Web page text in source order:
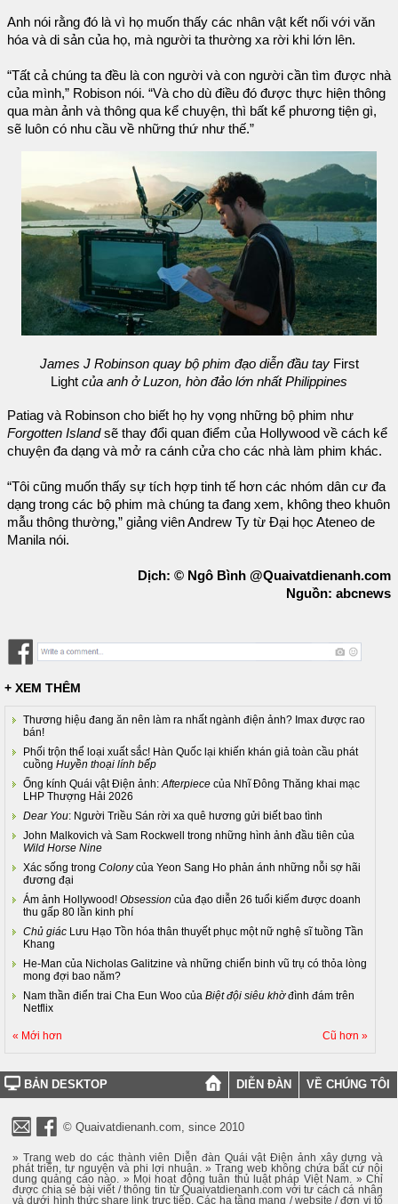
Anh nói rằng đó là vì họ muốn thấy các nhân vật kết nối với văn
hóa và di sản của họ, mà người ta thường xa rời khi lớn lên.
“Tất cả chúng ta đều là con người và con người cần tìm được nhà
của mình,” Robison nói. “Và cho dù điều đó được thực hiện thông
qua màn ảnh và thông qua kể chuyện, thì bất kể phương tiện gì,
sẽ luôn có nhu cầu về những thứ như thế.”
James J Robinson quay bộ phim đạo diễn đầu tay First
Light của anh ở Luzon, hòn đảo lớn nhất Philippines
Patiag và Robinson cho biết họ hy vọng những bộ phim như
Forgotten Islandsẽ thay đổi quan điểm của Hollywood về cách kể
chuyện đa dạng và mở ra cánh cửa cho các nhà làm phim khác.
“Tôi cũng muốn thấy sự tích hợp tinh tế hơn các nhóm dân cư đa
dạng trong các bộ phim mà chúng ta đang xem, không theo khuôn
mẫu thông thường,” giảng viên Andrew Ty từ Đại học Ateneo de
Manila nói.
Dịch: © Ngô Bình @Quaivatdienanh.com
Nguồn: abcnews
+ XEM THÊM
Thương hiệu đang ăn nên làm ra nhất ngành điện ảnh? Imax được rao
bán!
Phối trộn thể loại xuất sắc! Hàn Quốc lại khiến khán giả toàn cầu phát
cuồng Huyền thoại lính bếp
Ống kính Quái vật Điện ảnh: Afterpiece của Nhĩ Đông Thăng khai mạc
LHP Thượng Hải 2026
Dear You: Người Triều Sán rời xa quê hương gửi biết bao tình
John Malkovich và Sam Rockwell trong những hình ảnh đầu tiên của
Wild Horse Nine
Xác sống trong Colonycủa Yeon Sang Ho phản ánh những nỗi sợ hãi
đương đại
Ám ảnh Hollywood! Obsession của đạo diễn 26 tuổi kiếm được doanh
thu gấp 80 lần kinh phí
Chủ giác Lưu Hạo Tồn hóa thân thuyết phục một nữ nghệ sĩ tuồng Tần
Khang
He-Man của Nicholas Galitzine và những chiến binh vũ trụ có thỏa lòng
mong đợi bao năm?
Nam thần điển trai Cha Eun Woo của Biệt đội siêu khờđình đám trên
Netflix
« Mới hơn Cũ hơn »
BẢN DESKTOP DIỄN ĐÀN VỀ CHÚNG TÔI
© Quaivatdienanh.com, since 2010
» Trang web do các thành viên Diễn đàn Quái vật Điện ảnh xây dựng và
phát triển, tự nguyện và phi lợi nhuận. » Trang web không chứa bất cứ nội
dung quảng cáo nào. » Mọi hoạt động tuân thủ luật pháp Việt Nam. » Chỉ
được chia sẻ bài viết / thông tin từ Quaivatdienanh.com với tư cách cá nhân
và dưới hình thức share link trực tiếp. Các hạ tầng mạng / website / đơn vị tổ